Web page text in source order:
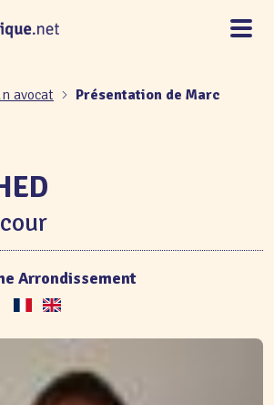
avocat
Présentation de Marc
Arrondissement